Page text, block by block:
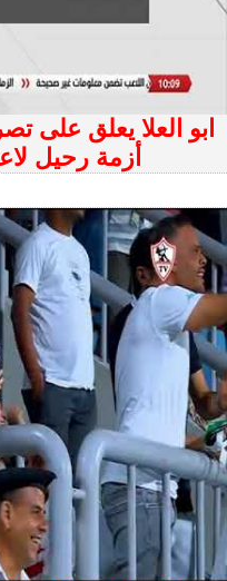
ابو العلا يعلق
أزمة رحيل